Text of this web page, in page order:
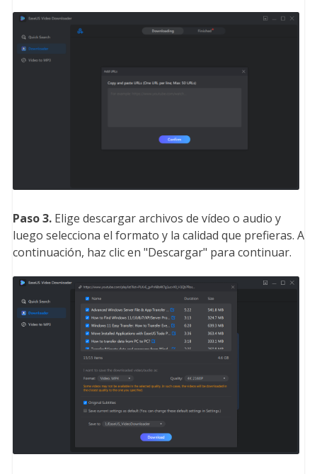
Paso 3.Elige descargar archivos de vídeo o audio y
luego selecciona el formato y la calidad que prefieras. A
continuación, haz clic en "Descargar" para continuar.